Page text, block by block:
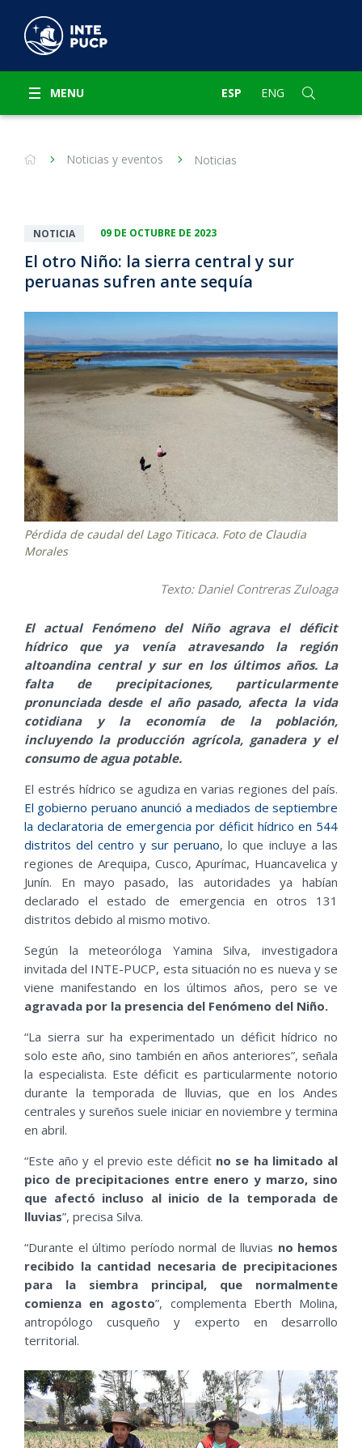
MENU ESP ENG
Noticias y eventos Noticias
NOTICIA 09 DE OCTUBRE DE 2023
El otro Niño: la sierra central y sur
peruanas sufren ante sequía
Pérdida de caudal del Lago Titicaca. Foto de Claudia
Morales
Texto: Daniel Contreras Zuloaga
El actual Fenómeno del Niño agrava el déficit
hídrico que ya venía atravesando la región
altoandina central y sur en los últimos años. La
falta de precipitaciones, particularmente
pronunciada desde el año pasado, afecta la vida
cotidiana y la economía de la población,
incluyendo la producción agrícola, ganadera y el
consumo de agua potable.
El estrés hídrico se agudiza en varias regiones del país.
El gobierno peruano anunció a mediados de septiembre
la declaratoria de emergencia por déficit hídrico en 544
distritos del centro y sur peruano, lo que incluye a las
regiones de Arequipa, Cusco, Apurímac, Huancavelica y
Junín. En mayo pasado, las autoridades ya habían
declarado el estado de emergencia en otros 131
distritos debido al mismo motivo.
Según la meteoróloga Yamina Silva, investigadora
invitada del INTE-PUCP, esta situación no es nueva y se
viene manifestando en los últimos años, pero se ve
agravada por la presencia del Fenómeno del Niño.
“La sierra sur ha experimentado un déficit hídrico no
solo este año, sino también en años anteriores”, señala
la especialista. Este déficit es particularmente notorio
durante la temporada de lluvias, que en los Andes
centrales y sureños suele iniciar en noviembre y termina
en abril.
“Este año y el previo este déficit no se ha limitado al
pico de precipitaciones entre enero y marzo, sino
que afectó incluso al inicio de la temporada de
lluvias”, precisa Silva.
“Durante el último período normal de lluvias no hemos
recibido la cantidad necesaria de precipitaciones
para la siembra principal, que normalmente
comienza en agosto”, complementa Eberth Molina,
antropólogo cusqueño y experto en desarrollo
territorial.